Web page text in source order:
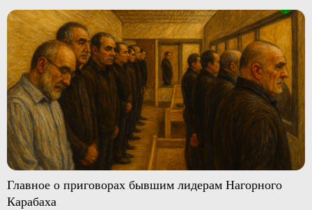
Главное о приговорах бывшим лидерам Нагорного
Карабаха